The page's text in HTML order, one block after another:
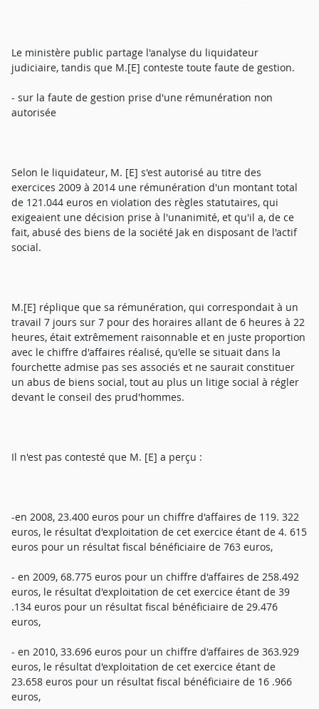
Le ministère public partage l'analyse du liquidateur
judiciaire, tandis que M.[E] conteste toute faute de gestion.
- sur la faute de gestion prise d'une rémunération non
autorisée
Selon le liquidateur, M. [E] s'est autorisé au titre des
exercices 2009 à 2014 une rémunération d'un montant total
de 121.044 euros en violation des règles statutaires, qui
exigeaient une décision prise à l'unanimité, et qu'il a, de ce
fait, abusé des biens de la société Jak en disposant de l'actif
social.
M.[E] réplique que sa rémunération, qui correspondait à un
travail 7 jours sur 7 pour des horaires allant de 6 heures à 22
heures, était extrêmement raisonnable et en juste proportion
avec le chiffre d'affaires réalisé, qu'elle se situait dans la
fourchette admise pas ses associés et ne saurait constituer
un abus de biens social, tout au plus un litige social à régler
devant le conseil des prud'hommes.
Il n'est pas contesté que M. [E] a perçu :
-en 2008, 23.400 euros pour un chiffre d'affaires de 119. 322
euros, le résultat d'exploitation de cet exercice étant de 4. 615
euros pour un résultat fiscal bénéficiaire de 763 euros,
- en 2009, 68.775 euros pour un chiffre d'affaires de 258.492
euros, le résultat d'exploitation de cet exercice étant de 39
.134 euros pour un résultat fiscal bénéficiaire de 29.476
euros,
- en 2010, 33.696 euros pour un chiffre d'affaires de 363.929
euros, le résultat d'exploitation de cet exercice étant de
23.658 euros pour un résultat fiscal bénéficiaire de 16 .966
euros,